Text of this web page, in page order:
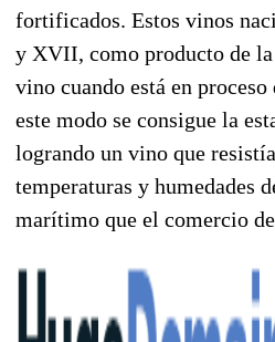
fortificados. Estos vinos
y XVII, como producto de
vino cuando está en
este modo se consigue la
logrando un vino que
temperaturas y humedades
marítimo que el comercio